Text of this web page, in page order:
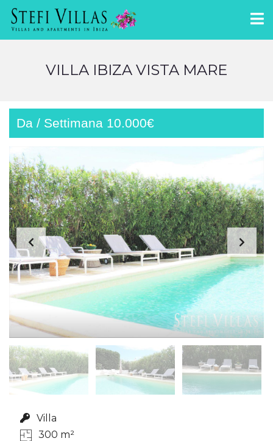
VILLA IBIZA VISTA MARE
Da / Settimana 10.000€
Villa
300 m²